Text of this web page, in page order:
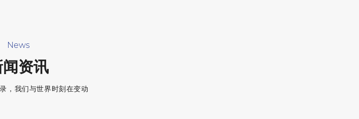
News
闻资讯
，我们与世界时刻在变动